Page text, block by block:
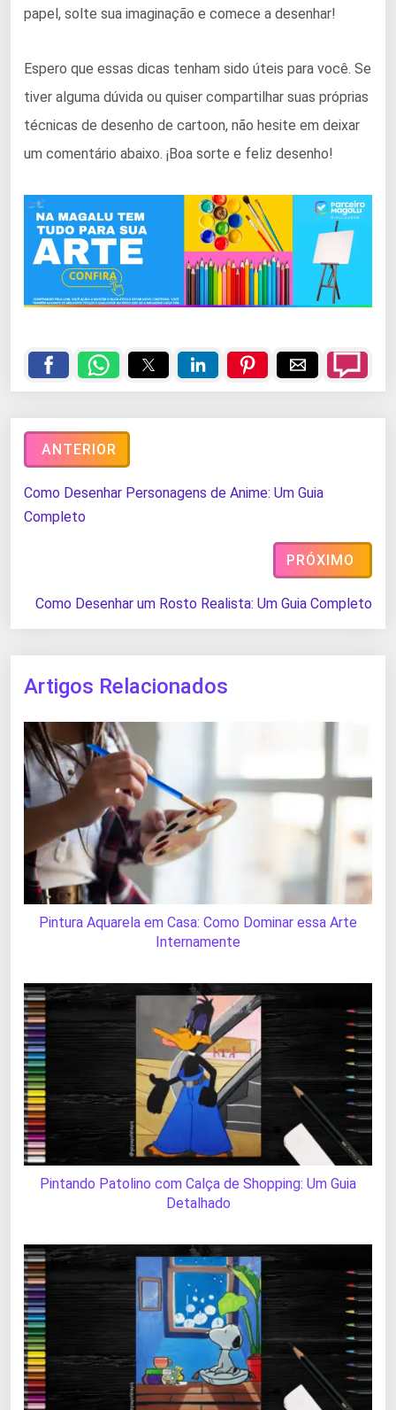
papel, solte sua imaginação e comece a desenhar!
Espero que essas dicas tenham sido úteis para você. Se
tiver alguma dúvida ou quiser compartilhar suas próprias
técnicas de desenho de cartoon, não hesite em deixar
um comentário abaixo. ¡Boa sorte e feliz desenho!
ANTERIOR
Como Desenhar Personagens de Anime: Um Guia
Completo
PRÓXIMO
Como Desenhar um Rosto Realista: Um Guia Completo
Artigos Relacionados
Pintura Aquarela em Casa: Como Dominar essa Arte
Internamente
Pintando Patolino com Calça de Shopping: Um Guia
Detalhado